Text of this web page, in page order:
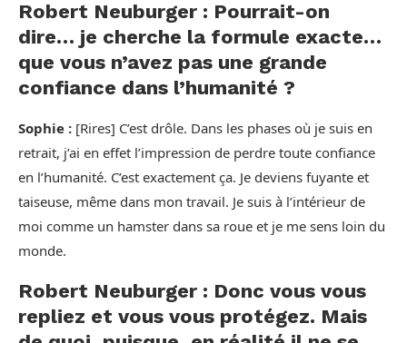
Robert Neuburger : Pourrait-on
dire… je cherche la formule exacte…
que vous n’avez pas une grande
confiance dans l’humanité ?
Sophie : [Rires] C’est drôle. Dans les phases où je suis en
retrait, j’ai en effet l’impression de perdre toute confiance
en l’humanité. C’est exactement ça. Je deviens fuyante et
taiseuse, même dans mon travail. Je suis à l’intérieur de
moi comme un hamster dans sa roue et je me sens loin du
monde.
Robert Neuburger : Donc vous vous
repliez et vous vous protégez. Mais